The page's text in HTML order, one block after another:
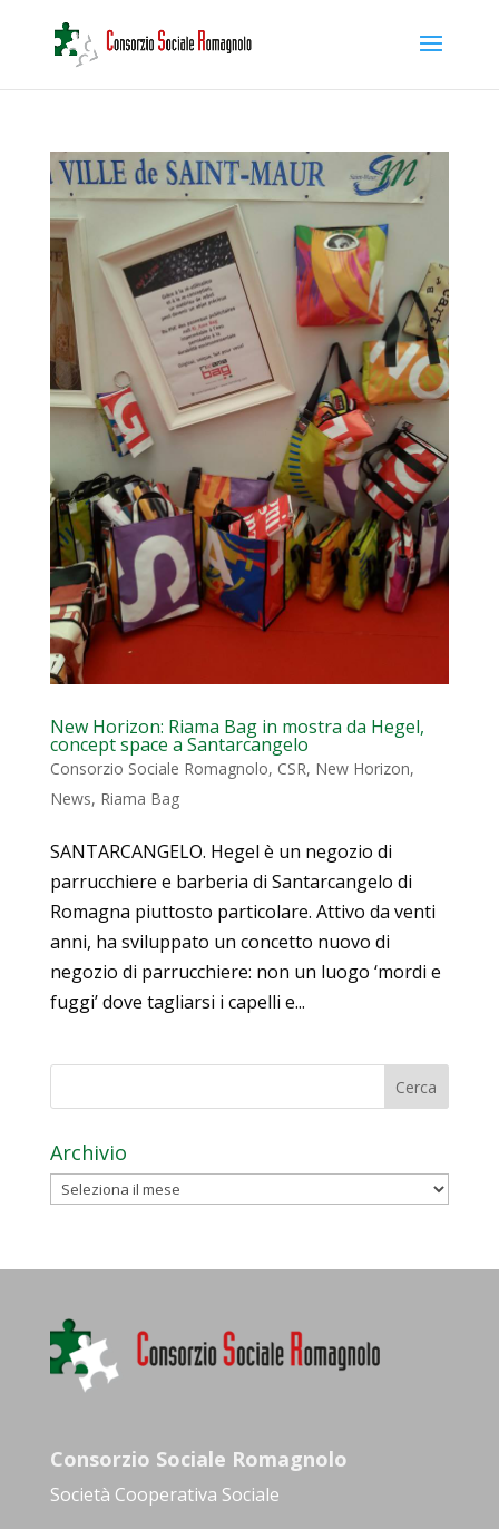
New Horizon: Riama Bag in mostra da Hegel,
concept space a Santarcangelo
Consorzio Sociale Romagnolo, CSR, New Horizon,
News, Riama Bag
SANTARCANGELO. Hegel è un negozio di
parrucchiere e barberia di Santarcangelo di
Romagna piuttosto particolare. Attivo da venti
anni, ha sviluppato un concetto nuovo di
negozio di parrucchiere: non un luogo ‘mordi e
fuggi’ dove tagliarsi i capelli e...
Archivio
Archivio
Consorzio Sociale Romagnolo
Società Cooperativa Sociale